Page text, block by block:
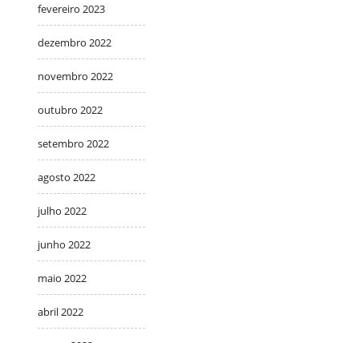
fevereiro 2023
dezembro 2022
novembro 2022
outubro 2022
setembro 2022
agosto 2022
julho 2022
junho 2022
maio 2022
abril 2022